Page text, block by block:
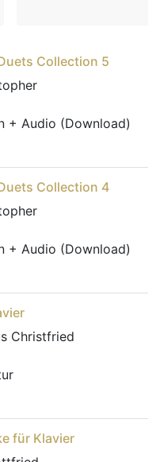
Collection 5
+ Audio (Download)
Collection 4
+ Audio (Download)
Christfried
für Klavier